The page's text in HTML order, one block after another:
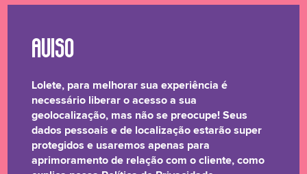
Transição
☆☆☆☆☆
Entenda seu momento, Lolete! Sua transição pode ser
mais fácil com esse nosso lançamento lacrador!
Lolinha veio para te ajudar a reconquistar a textura
Lolete, para melhorar sua experiência é
necessário liberar o acesso a sua
geolocalização, mas não se preocupe! Seus
dados pessoais e de localização estarão super
protegidos e usaremos apenas para
aprimoramento de relação com o cliente, como